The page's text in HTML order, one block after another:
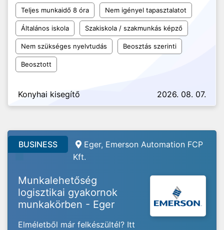
Teljes munkaidő 8 óra Nem igényel tapasztalatot
Általános iskola Szakiskola / szakmunkás képző
Nem szükséges nyelvtudás Beosztás szerinti
Beosztott
Konyhai kisegítő 2026. 08. 07.
BUSINESS
Eger, Emerson Automation FCP
Kft.
Munkalehetőség
logisztikai gyakornok
munkakörben - Eger
Elméletből már felkészültél? Itt